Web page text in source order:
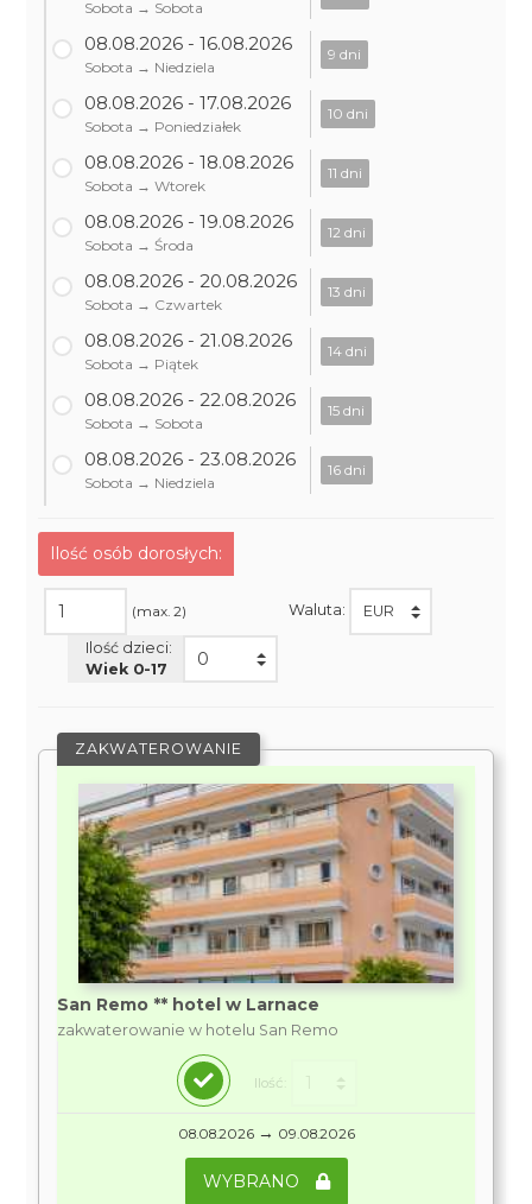
Sobota → Sobota
08.08.2026 - 16.08.2026
Sobota → Niedziela
9 dni
08.08.2026 - 17.08.2026
Sobota → Poniedziałek
10 dni
08.08.2026 - 18.08.2026
Sobota → Wtorek
11 dni
08.08.2026 - 19.08.2026
Sobota → Środa
12 dni
08.08.2026 - 20.08.2026
Sobota → Czwartek
13 dni
08.08.2026 - 21.08.2026
Sobota → Piątek
14 dni
08.08.2026 - 22.08.2026
Sobota → Sobota
15 dni
08.08.2026 - 23.08.2026
Sobota → Niedziela
16 dni
Ilość osób dorosłych:
(max. 2)
Ilość dzieci:
Wiek 0-17
Waluta:
ZAKWATEROWANIE
San Remo ** hotel w Larnace
zakwaterowanie w hotelu San Remo
Ilość:
08.08.2026 → 09.08.2026
WYBRANO